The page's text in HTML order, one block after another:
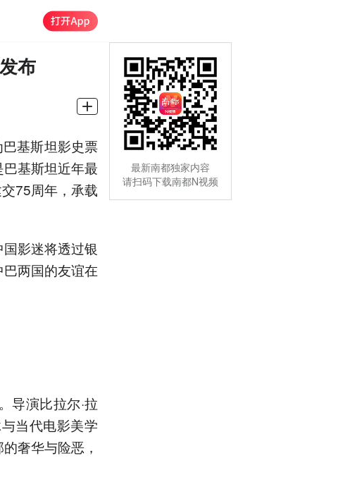
布
基斯坦影史票
基斯坦近年最
75周年，承载
影迷将透过银
两国的友谊在
导演比拉尔·拉
当代电影美学
奢华与险恶，
最新南都独家内容
请扫码下载南都N视频